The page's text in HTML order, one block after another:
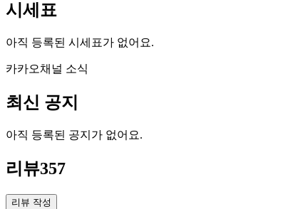
시세표
아직 등록된 시세표가 없어요.
카카오채널 소식
최신 공지
아직 등록된 공지가 없어요.
리뷰357
리뷰 작성